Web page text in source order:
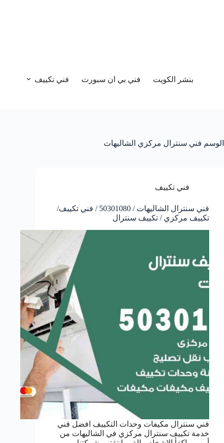
بنشر الكويت فني بي ان سبورت فني تكييف
الوسم فني سنترال مركزي الشاليهات
فني تكييف
فني سنترال الشاليهات / 50301080 / فني تكييف/
تكييف مركزي / تكييف سنترال
فني سنترال مكيفات وحدات التكييف افضل فني
خدمة تكييف سنترال مركزي في الشاليهات من